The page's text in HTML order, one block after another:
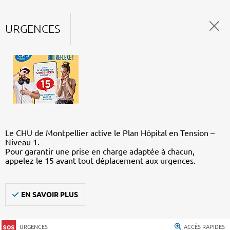
URGENCES
Le CHU de Montpellier active le Plan Hôpital en Tension –
Niveau 1.
Pour garantir une prise en charge adaptée à chacun,
appelez le 15 avant tout déplacement aux urgences.
EN SAVOIR PLUS
URGENCES ACCÈS RAPIDES